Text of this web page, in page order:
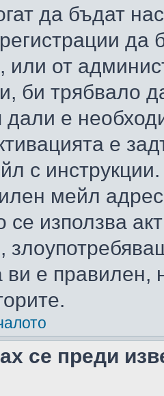
да бъдат
да
или от
би трябвало
е
е
с
мейл
се използва
е правилен,
се преди